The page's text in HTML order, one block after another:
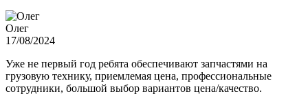
Олег
17/08/2024
Уже не первый год ребята обеспечивают запчастями на
грузовую технику, приемлемая цена, профессиональные
сотрудники, большой выбор вариантов цена/качество.